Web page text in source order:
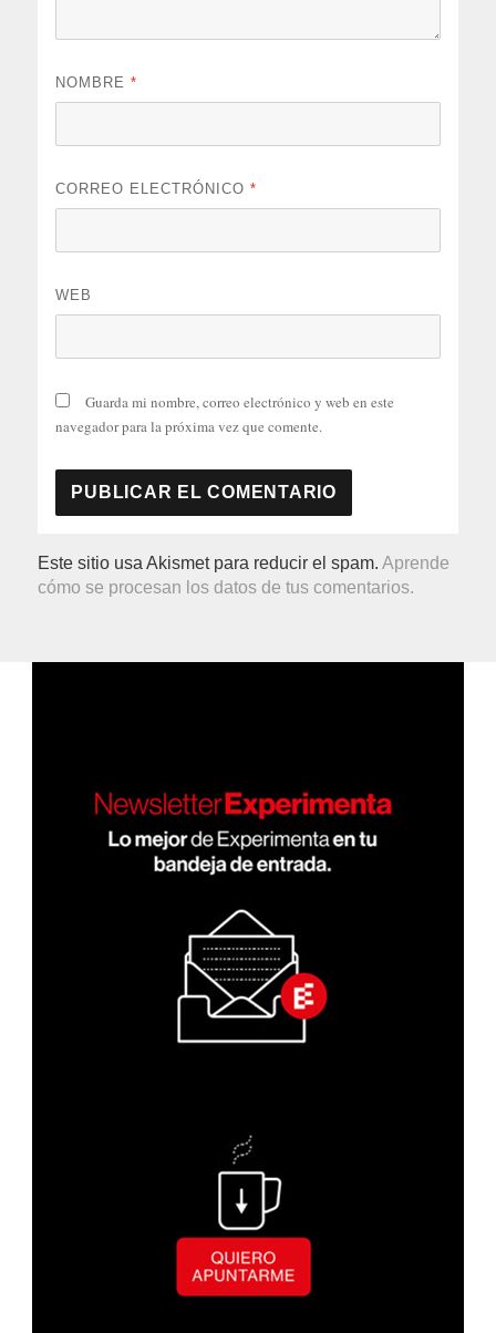
NOMBRE*
CORREO ELECTRÓNICO*
WEB
Guarda mi nombre, correo electrónico y web en este
navegador para la próxima vez que comente.
Este sitio usa Akismet para reducir el spam.Aprende
cómo se procesan los datos de tus comentarios.